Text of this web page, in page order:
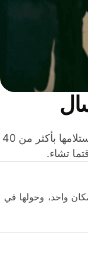
وفّر المال عند إرسال الأموال وإنفاقها واستلامها بأكثر من 40
تشاء.
واحد، وحولها في